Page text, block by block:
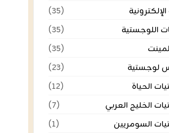
الإلكترونية
(٣٥)
اللوجستية
(٣٥)
(٣٥)
لوجستية
(٢٣)
الحياة
(١٢)
الخليج العربي
(٧)
السومريين
(١)